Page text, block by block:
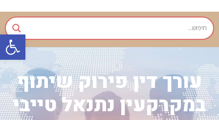
עורך דין פירוק שיתוף
במקרקעין נתנאל טייבי